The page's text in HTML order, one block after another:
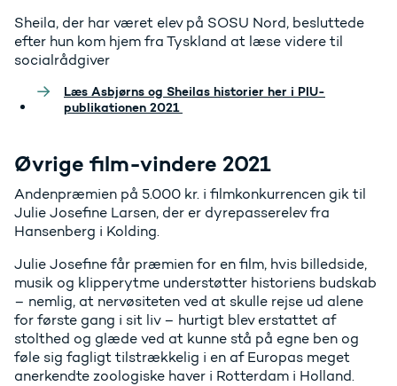
Sheila, der har været elev på SOSU Nord, besluttede
efter hun kom hjem fra Tyskland at læse videre til
socialrådgiver
Læs Asbjørns og Sheilas historier her i PIU-
publikationen 2021
Øvrige film-vindere 2021
Andenpræmien på 5.000 kr. i filmkonkurrencen gik til
Julie Josefine Larsen, der er dyrepasserelev fra
Hansenberg i Kolding.
Julie Josefine får præmien for en film, hvis billedside,
musik og klipperytme understøtter historiens budskab
– nemlig, at nervøsiteten ved at skulle rejse ud alene
for første gang i sit liv – hurtigt blev erstattet af
stolthed og glæde ved at kunne stå på egne ben og
føle sig fagligt tilstrækkelig i en af Europas meget
anerkendte zoologiske haver i Rotterdam i Holland.